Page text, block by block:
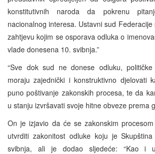
konstitutivnih naroda da pokrenu
nacionalnog interesa. Ustavni sud
zahtjevu kojim se osporava odluka o
vlade donesena 10. svibnja.”
“Sve dok sud ne donese odluku,
moraju zajednički i konstruktivno djelovati
puno poštivanje zakonskih procesa, te da
u stanju izvršavati svoje hitne obveze prema
On je izjavio da će se zakonskim
utvrditi zakonitost odluke koju je
svibnja, ali je dodao sljedeće: “Kao i